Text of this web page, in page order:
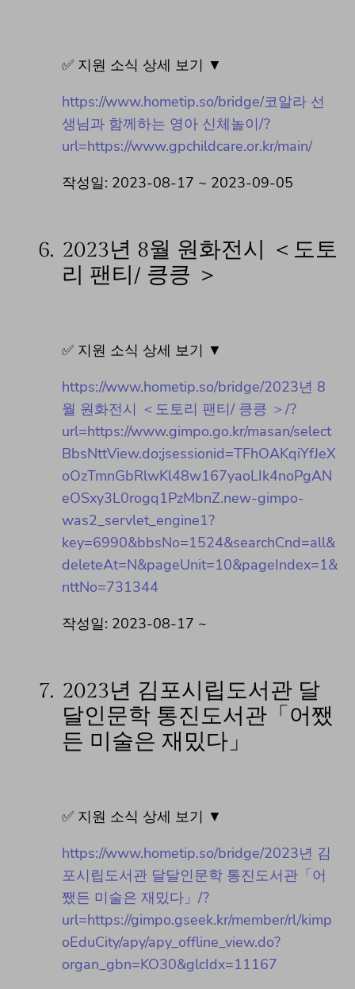
✅ 지원 소식 상세 보기 ▼
https://www.hometip.so/bridge/코알라 선
생님과 함께하는 영아 신체놀이/?
url=https://www.gpchildcare.or.kr/main/
작성일: 2023-08-17 ~ 2023-09-05
6. 2023년 8월 원화전시 ＜도토
리 팬티/ 킁킁 ＞
✅ 지원 소식 상세 보기 ▼
https://www.hometip.so/bridge/2023년 8
월 원화전시 ＜도토리 팬티/ 킁킁 ＞/?
url=https://www.gimpo.go.kr/masan/select
BbsNttView.do;jsessionid=TFhOAKqiYfJeX
oOzTmnGbRlwKl48w167yaoLIk4noPgAN
eOSxy3L0rogq1PzMbnZ.new-gimpo-
was2_servlet_engine1?
key=6990&bbsNo=1524&searchCnd=all&
deleteAt=N&pageUnit=10&pageIndex=1&
nttNo=731344
작성일: 2023-08-17 ~
7. 2023년 김포시립도서관 달
달인문학 통진도서관「어쨌
든 미술은 재밌다」
✅ 지원 소식 상세 보기 ▼
https://www.hometip.so/bridge/2023년 김
포시립도서관 달달인문학 통진도서관「어
쨌든 미술은 재밌다」/?
url=https://gimpo.gseek.kr/member/rl/kimp
oEduCity/apy/apy_offline_view.do?
organ_gbn=KO30&glcIdx=11167